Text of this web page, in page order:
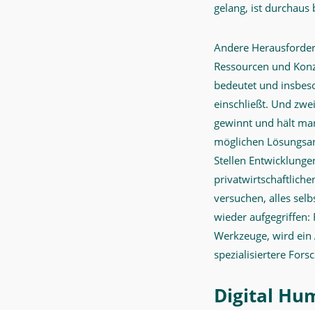
gelang, ist durchaus
Andere
Ressourcen und
bedeutet und
einschließt. Und
gewinnt und hält
möglichen
Stellen
versuchen, alles
wieder aufgegriffen:
Werkzeuge, wird
spezialisiertere
Digital